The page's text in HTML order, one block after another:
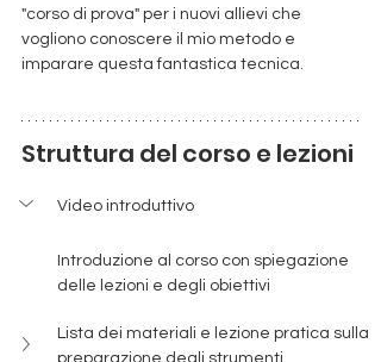
"corso di prova" per i nuovi allievi che
vogliono conoscere il mio metodo e
imparare questa fantastica tecnica.
Struttura del corso e lezioni
Video introduttivo
Introduzione al corso con spiegazione
delle lezioni e degli obiettivi
Lista dei materiali e lezione pratica sulla
preparazione degli strumenti